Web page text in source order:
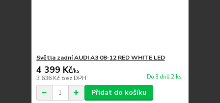
Světla zadní AUDI A3 08-12 RED WHITE LED
4 399 Kč/ks
3 636 Kč bez DPH Do 3 dnů 2 ks
Přidat do košíku